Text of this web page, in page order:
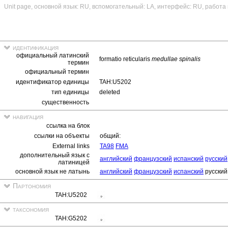
Unit page, основной язык: RU, вспомогательный: LA, интерфейс: RU, работа
идентификация
официальный латинский
термин
formatio reticularis medullae spinalis
официальный термин
идентификатор единицы
TAH:U5202
тип единицы
deleted
существенность
навигация
ссылка на блок
ссылки на объекты
общий:
External links
TA98 FMA
дополнительный язык с
латиницей
английский французский испанский русский
основной язык не латынь
английский французский испанский русский
Партономия
TAH:U5202
таксономия
TAH:G5202